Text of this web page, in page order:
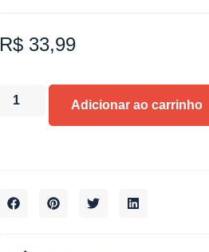
R$33,99
Adicionar ao carrinho